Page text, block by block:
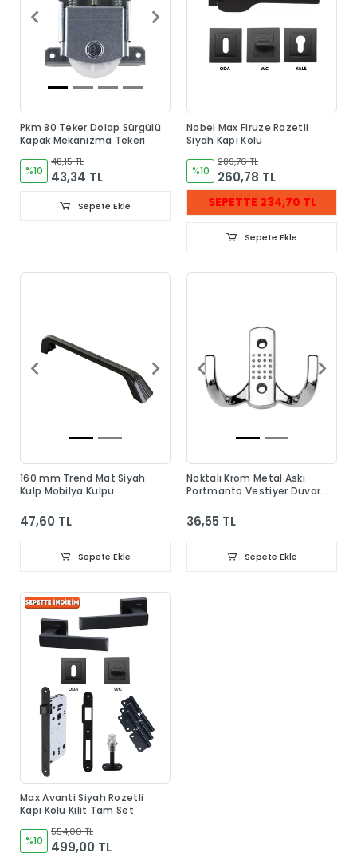
Pkm 80 Teker Dolap Sürgülü
Kapak Mekanizma Tekeri
%10
48,15 TL
43,34 TL
Sepete Ekle
Nobel Max Firuze Rozetli
Siyah Kapı Kolu
%10
289,76 TL
260,78 TL
SEPETTE 234,70 TL
Sepete Ekle
160 mm Trend Mat Siyah
Kulp Mobilya Kulpu
47,60 TL
Sepete Ekle
Noktalı Krom Metal Askı
Portmanto Vestiyer Duvar
36,55 TL
Sepete Ekle
Max Avanti Siyah Rozetli
Kapı Kolu Kilit Tam Set
%10
554,00 TL
499,00 TL